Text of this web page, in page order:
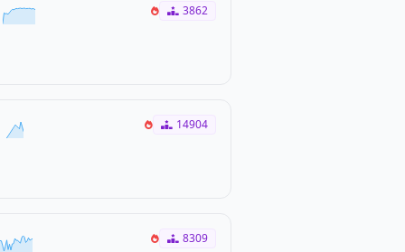
3862
14904
8309